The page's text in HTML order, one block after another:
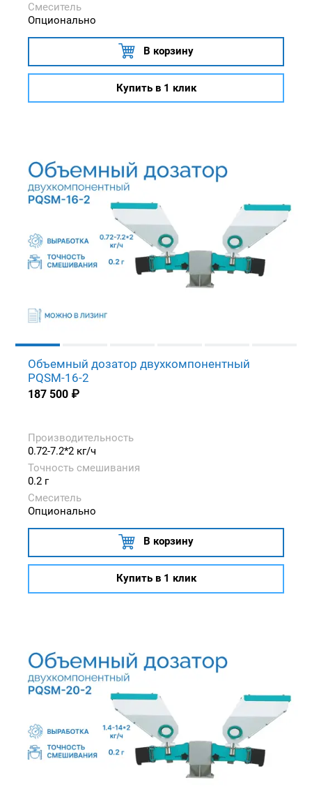
Смеситель
Опционально
В корзину
Купить в 1 клик
Объемный дозатор двухкомпонентный
PQSM-16-2
187 500 ₽
Производительность
0.72-7.2*2 кг/ч
Точность смешивания
0.2 г
Смеситель
Опционально
В корзину
Купить в 1 клик